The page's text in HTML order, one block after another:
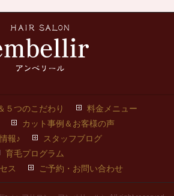
５つのこだわり
料金メニュー
カット事例＆お客様の声
報♪
スタッフブログ
育毛プログラム
ス
ご予約・お問い合わせ